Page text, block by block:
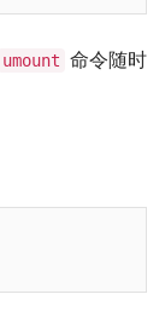
umount 命令随时